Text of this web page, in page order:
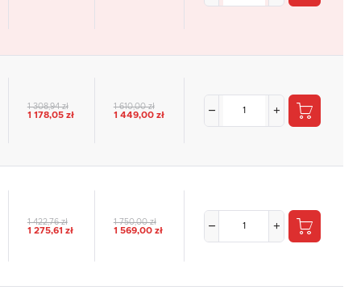
1 308,94 zł
1 178,05 zł
1 610,00 zł
1 449,00 zł
1 422,76 zł
1 275,61 zł
1 750,00 zł
1 569,00 zł